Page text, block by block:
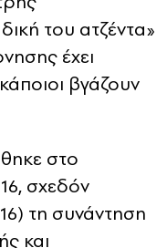
του ατζέντα»
έχει
βγάζουν
στο
σχεδόν
τη συνάντηση
και